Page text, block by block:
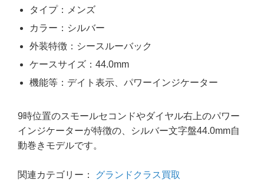
タイプ：メンズ
カラー：シルバー
外装特徴：シースルーバック
ケースサイズ：44.0mm
機能等：デイト表示、パワーインジケーター
9時位置のスモールセコンドやダイヤル右上のパワー
インジケーターが特徴の、シルバー文字盤44.0mm自
動巻きモデルです。
関連カテゴリー： グランドクラス買取